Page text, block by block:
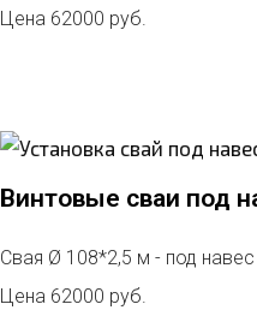
Цена 62000 руб.
Винтовые сваи под
Свая Ø 108*2,5 м - под навес
Цена 62000 руб.​